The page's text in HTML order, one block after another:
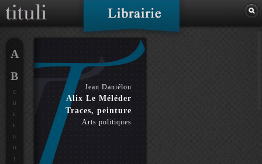
Jean Daniélou
Alix Le Méléder
Traces, peinture
Arts politiques
A
B
C
D
E
F
G
H